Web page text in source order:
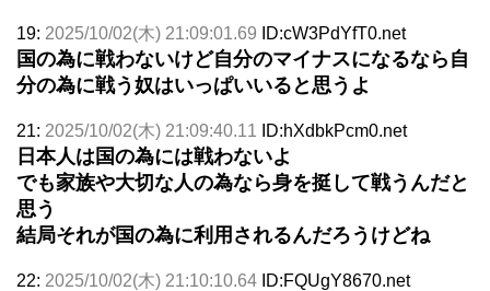
19: 2025/10/02(木) 21:09:01.69 ID:cW3PdYfT0.net
国の為に戦わないけど自分のマイナスになるなら自
分の為に戦う奴はいっぱいいると思うよ
21: 2025/10/02(木) 21:09:40.11 ID:hXdbkPcm0.net
日本人は国の為には戦わないよ
でも家族や大切な人の為なら身を挺して戦うんだと
思う
結局それが国の為に利用されるんだろうけどね
22: 2025/10/02(木) 21:10:10.64 ID:FQUgY8670.net